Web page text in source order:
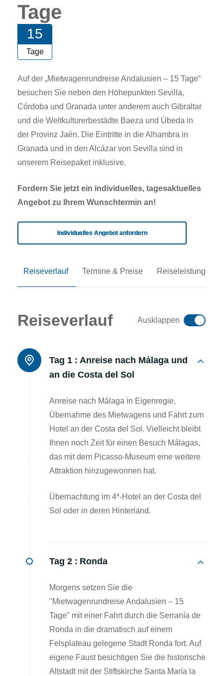
Tage
15
Tage
Auf der „Mietwagenrundreise Andalusien – 15 Tage“
besuchen Sie neben den Höhepunkten Sevilla,
Córdoba und Granada unter anderem auch Gibraltar
und die Weltkulturerbestädte Baeza und Úbeda in
der Provinz Jaén. Die Eintritte in die Alhambra in
Granada und in den Alcázar von Sevilla sind in
unserem Reisepaket inklusive.
Fordern Sie jetzt ein individuelles, tagesaktuelles
Angebot zu Ihrem Wunschtermin an!
Individuelles Angebot anfordern
Reiseverlauf Termine & Preise Reiseleistungen
Reiseverlauf Ausklappen
Tag 1 : Anreise nach Málaga und
an die Costa del Sol
Anreise nach Málaga in Eigenregie,
Übernahme des Mietwagens und Fahrt zum
Hotel an der Costa del Sol. Vielleicht bleibt
Ihnen noch Zeit für einen Besuch Málagas,
das mit dem Picasso-Museum eine weitere
Attraktion hinzugewonnen hat.
Übernachtung im 4*-Hotel an der Costa del
Sol oder in deren Hinterland.
Tag 2 : Ronda
Morgens setzen Sie die
"Mietwagenrundreise Andalusien – 15
Tage" mit einer Fahrt durch die Serranía de
Ronda in die dramatisch auf einem
Felsplateau gelegene Stadt Ronda fort. Auf
eigene Faust besichtigen Sie die historische
Altstadt mit der Stiftskirche Santa María la